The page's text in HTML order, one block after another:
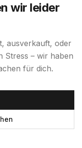
wir leider
ausverkauft, oder
Stress – wir haben
für dich.